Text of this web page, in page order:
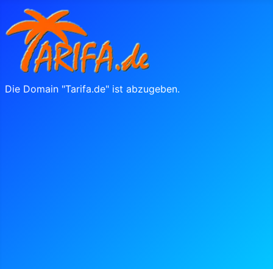
Die Domain "Tarifa.de" ist abzugeben.